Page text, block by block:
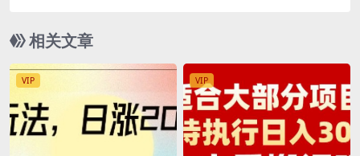
相关文章
VIP VIP